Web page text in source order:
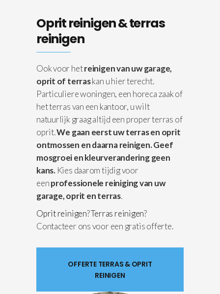
Oprit reinigen & terras
reinigen
Ook voor hetreinigen van uw garage,
oprit of terraskan u hier terecht.
Particuliere woningen, een horeca zaak of
het terras van een kantoor, u wilt
natuurlijk graag altijd een proper terras of
oprit.We gaan eerst uw terras en oprit
ontmossen en daarna reinigen.Geef
mosgroei en kleurverandering geen
kans.Kies daarom tijdig voor
eenprofessionele reiniging van uw
garage, oprit en terras.
Oprit reinigen?Terras reinigen?
Contacteer ons voor een gratis offerte.
OFFERTE TERRAS & OPRIT
REINIGEN